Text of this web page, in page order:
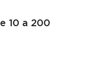
10 a 200